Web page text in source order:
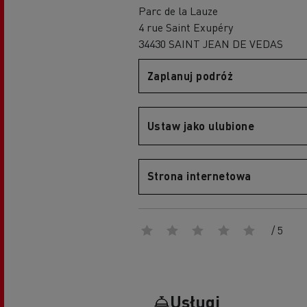
Portal Optifleet
Zarządzanie flotą i efektywność paliwowa
5 punktów pozwalających zmniejszyć zużycie
Grupa Delanchy korzysta z elektrycznych
Marka Feldschlösschen od 2013 roku
wykorzystuje elektryczne pojazdy
Parc de la Lauze
4 rue Saint Exupéry
34430 SAINT JEAN DE VEDAS
Zaplanuj podróż
Ustaw jako ulubione
Strona internetowa
/ 5
Usługi